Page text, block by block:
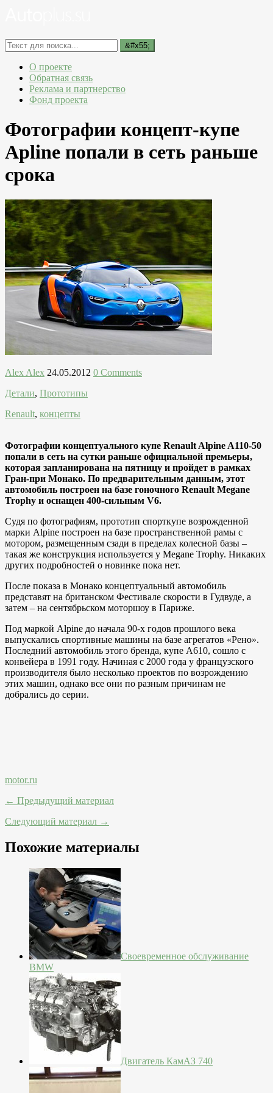
О проекте
Обратная связь
Реклама и партнерство
Фонд проекта
Фотографии концепт-купе
Apline попали в сеть раньше
срока
Alex Alex 24.05.2012 0 Comments
Детали, Прототипы
Renault, концепты
Фотографии концептуального купе Renault Alpine A110-50
попали в сеть на сутки раньше официальной премьеры,
которая запланирована на пятницу и пройдет в рамках
Гран-при Монако. По предварительным данным, этот
автомобиль построен на базе гоночного Renault Megane
Trophy и оснащен 400-сильным V6.
Судя по фотографиям, прототип спорткупе возрожденной
марки Alpine построен на базе пространственной рамы с
мотором, размещенным сзади в пределах колесной базы –
такая же конструкция используется у Megane Trophy. Никаких
других подробностей о новинке пока нет.
После показа в Монако концептуальный автомобиль
представят на британском Фестивале скорости в Гудвуде, а
затем – на сентябрьском моторшоу в Париже.
Под маркой Alpine до начала 90-х годов прошлого века
выпускались спортивные машины на базе агрегатов «Рено».
Последний автомобиль этого бренда, купе A610, сошло с
конвейера в 1991 году. Начиная с 2000 года у французского
производителя было несколько проектов по возрождению
этих машин, однако все они по разным причинам не
добрались до серии.
motor.ru
← Предыдущий материал
Следующий материал →
Похожие материалы
Своевременное обслуживание
BMW
Двигатель КамАЗ 740